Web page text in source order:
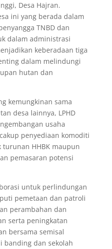
Desa Hajran.
ini yang berada dalam
TNBD dan
dalam administrasi
keberadaan tiga
dalam melindungi
hutan dan
kemungkinan sama
desa lainnya, LPHD
usaha
penyediaan komoditi
HHBK maupun
pemasaran potensi
untuk perlindungan
pemetaan dan patroli
perambahan dan
serta peningkatan
bersama semisal
banding dan sekolah